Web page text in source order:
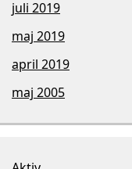
juli 2019
maj 2019
april 2019
maj 2005